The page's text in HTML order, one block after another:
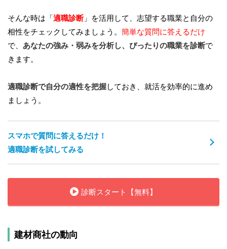
そんな時は「適職診断」を活用して、志望する職業と自分の
相性をチェックしてみましょう。 簡単な質問に答えるだけ
で、 あなたの強み・弱みを分析し、ぴったりの職業を診断で
きます。
適職診断で自分の適性を把握しておき、就活を効率的に進め
ましょう。
スマホで質問に答えるだけ！
適職診断を試してみる
診断スタート【無料】
建材商社の動向